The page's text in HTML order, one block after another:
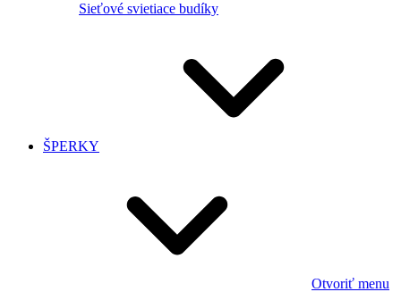
Sieťové svietiace budíky
ŠPERKY
Otvoriť menu